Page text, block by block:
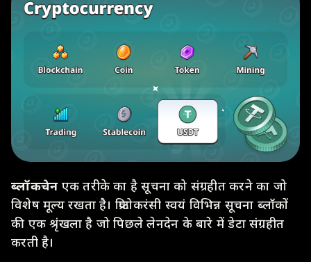
ब्लॉकचेन एक तरीके का है सूचना को संग्रहीत करने का जो
विशेष मूल्य रखता है। क्रिप्टोकरंसी स्वयं विभिन्न सूचना ब्लॉकों
की एक श्रृंखला है जो पिछले लेनदेन के बारे में डेटा संग्रहीत
करती है।